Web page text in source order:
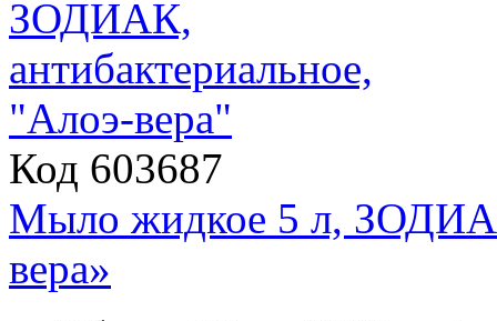
Код 603687
Мыло жидкое 5 л,
вера»